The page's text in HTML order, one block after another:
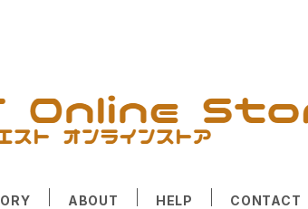
ABOUT HELP CONTACT